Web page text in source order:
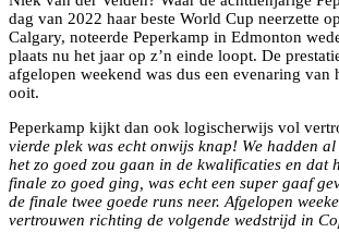
dag van 2022 haar beste World Cup neerzette
Calgary, noteerde Peperkamp in Edmonton
plaats nu het jaar op z’n einde loopt. De
afgelopen weekend was dus een evenaring van
ooit.
Peperkamp kijkt dan ook logischerwijs vol
vierde plek was echt onwijs knap! We hadden
het zo goed zou gaan in de kwalificaties en dat
finale zo goed ging, was echt een super gaaf
de finale twee goede runs neer. Afgelopen
vertrouwen richting de volgende wedstrijd in